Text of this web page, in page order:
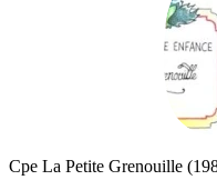
Cpe La Petite Grenouille